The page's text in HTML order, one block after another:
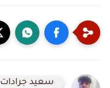
سعيد جرادات